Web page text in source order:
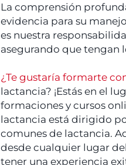
La comprensión
evidencia para su
es nuestra
asegurando que tengan
¿Te gustaría formarte
lactancia? ¡Estás en el
formaciones y cursos
lactancia está dirigido
comunes de lactancia.
desde cualquier lugar
tener una experiencia